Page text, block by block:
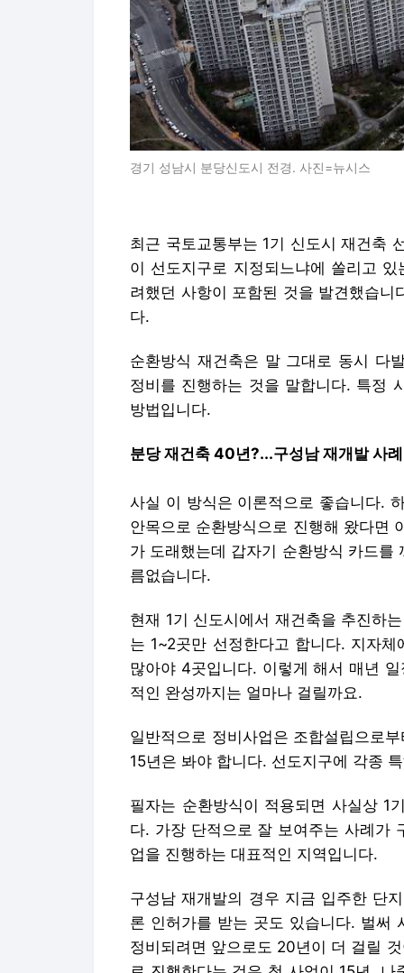
경기 성남시 분당신도시 전경. 사진=뉴시스
최근 국토교통부는 1기 신도시 재건축
이 선도지구로 지정되느냐에 쏠리고
려했던 사항이 포함된 것을 발견했습
다.
순환방식 재건축은 말 그대로 동시 다
정비를 진행하는 것을 말합니다. 특정
방법입니다.
분당 재건축 40년?...구성남 재개발 사
사실 이 방식은 이론적으로 좋습니다.
안목으로 순환방식으로 진행해 왔다면
가 도래했는데 갑자기 순환방식 카드를
름없습니다.
현재 1기 신도시에서 재건축을 추진하
는 1~2곳만 선정한다고 합니다. 지자
많아야 4곳입니다. ​이렇게 해서 매년
적인 완성까지는 얼마나 걸릴까요.
일반적으로 정비사업은 조합설립으로
15년은 봐야 합니다. 선도지구에 각종
필자는 순환방식이 적용되면 사실상 1
다. 가장 단적으로 잘 보여주는 사례가
업을 진행하는 대표적인 지역입니다.
구성남 재개발의 경우 지금 입주한 단
론 인허가를 받는 곳도 있습니다. 벌써
정비되려면 앞으로도 20년이 더 걸릴